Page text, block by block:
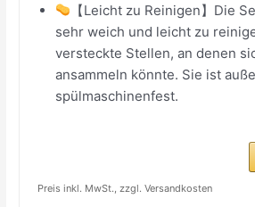
【Leicht zu Reinigen】Die
sehr weich und leicht zu
versteckte Stellen, an denen
ansammeln könnte. Sie ist
spülmaschinenfest.
Preis inkl. MwSt., zzgl. Versandkosten